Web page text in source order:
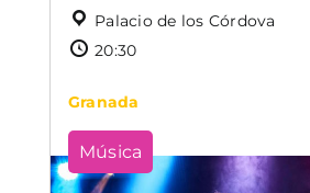
Palacio de los Córdova
20:30
Granada
Música